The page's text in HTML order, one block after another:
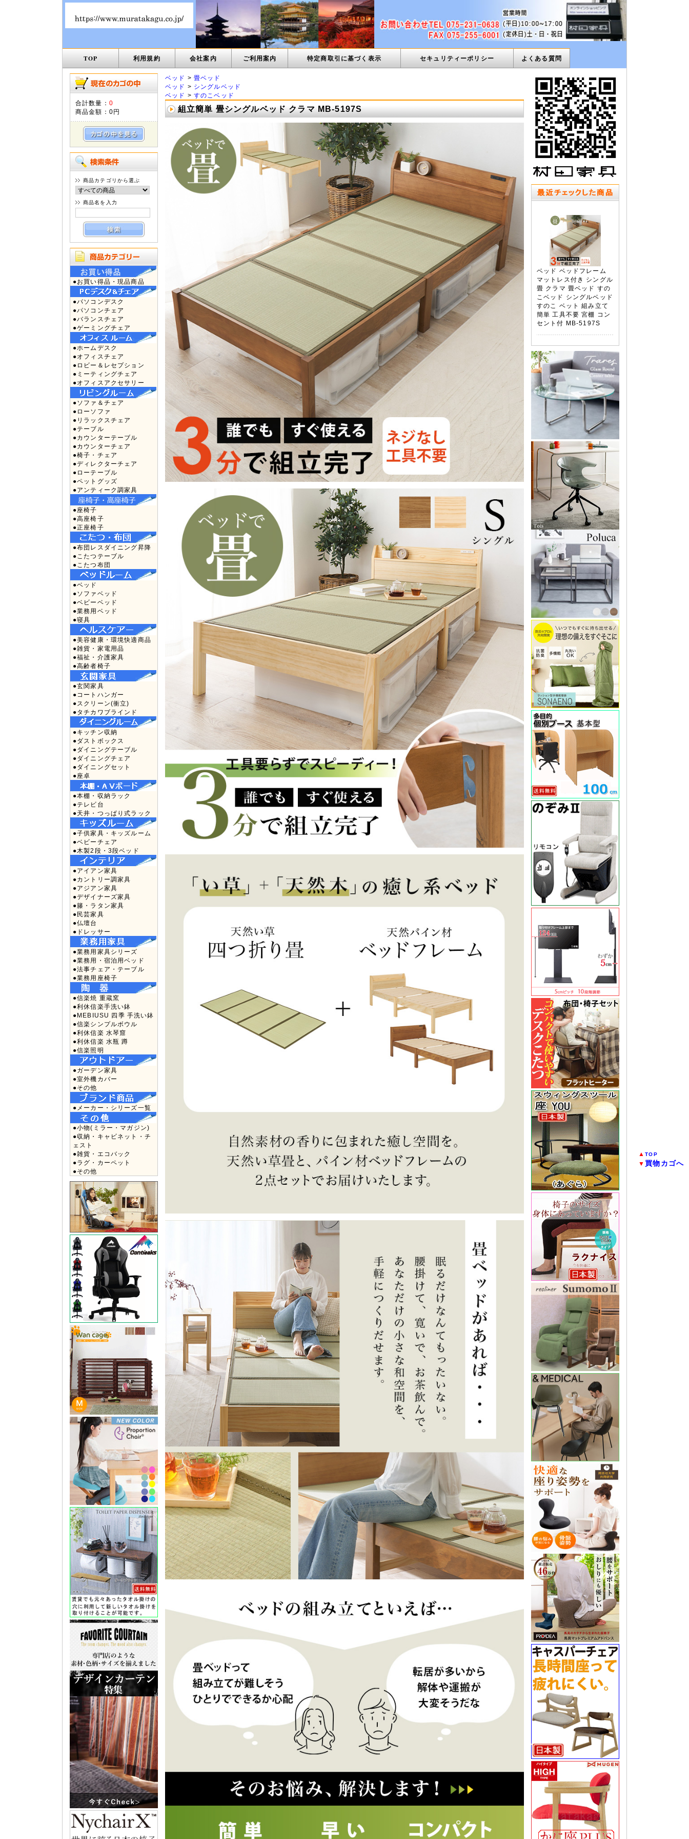
TOP 利用規約 会社案内 ご利用案内 特定商取引に基づく表示 セキュリティーポリシー よくある質問
合計数量： 0
商品金額： 0円
商品カテゴリから選ぶ
商品名を入力
●お買い得品・現品商品
●パソコンデスク
●パソコンチェア
●バランスチェア
●ゲーミングチェア
●ホームデスク
●オフィスチェア
●ロビー＆レセプション
●ミーティングチェア
●オフィスアクセサリー
●ソファ＆チェア
●ローソファ
●リラックスチェア
●テーブル
●カウンターテーブル
●カウンターチェア
●椅子・チェア
●ディレクターチェア
●ローテーブル
●ペットグッズ
●アンティーク調家具
●座椅子
●高座椅子
●正座椅子
●布団レスダイニング昇降
●こたつテーブル
●こたつ布団
●ベッド
●ソファベッド
●ベビーベッド
●業務用ベッド
●寝具
●美容健康・環境快適商品
●雑貨・家電用品
●福祉・介護家具
●高齢者椅子
●玄関家具
●コートハンガー
●スクリーン(衝立)
●タチカワブラインド
●キッチン収納
●ダストボックス
●ダイニングテーブル
●ダイニングチェア
●ダイニングセット
●座卓
●本棚・収納ラック
●テレビ台
●天井・つっぱり式ラック
●子供家具・キッズルーム
●ベビーチェア
●木製2段・3段ベッド
●アイアン家具
●カントリー調家具
●アジアン家具
●デザイナーズ家具
●籐・ラタン家具
●民芸家具
●仏壇台
●ドレッサー
●業務用家具シリーズ
●業務用・宿泊用ベッド
●法事チェア・テーブル
●業務用座椅子
●信楽焼 重蔵窯
●利休信楽手洗い鉢
●MEBIUSU 四季 手洗い鉢
●信楽シンプルボウル
●利休信楽 水琴窟
●利休信楽 水瓶 蹲
●信楽照明
●ガーデン家具
●室外機カバー
●その他
●メーカー・シリーズ一覧
●小物(ミラー・マガジン)
●収納・キャビネット・チ
ェスト
●雑貨・エコバック
●ラグ・カーペット
●その他
ベッド > 畳ベッド
ベッド > シングルベッド
ベッド > すのこベッド
組立簡単 畳シングルベッド クラマ MB-5197S
ベッド ベッドフレーム
マットレス付き シングル
畳 クラマ 畳ベッド すの
こベッド シングルベッド
すのこ ベット 組み立て
簡単 工具不要 宮棚 コン
セント付 MB-5197S
▲TOP
▼ 買物カゴへ